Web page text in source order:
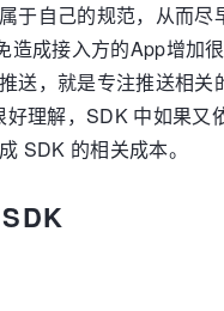
于自己的规范，从而尽
造成接入方的App增加
送，就是专注推送相关
好理解，SDK 中如果
SDK 的相关成本。